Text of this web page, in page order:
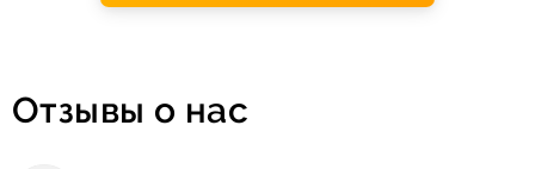
Отзывы о нас